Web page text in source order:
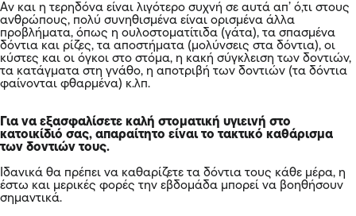
Αν και η τερηδόνα είναι λιγότερο συχνή σε αυτά απ’ ό,τι στους
ανθρώπους, πολύ συνηθισμένα είναι ορισμένα άλλα
προβλήματα, όπως η ουλοστοματίτιδα (γάτα), τα σπασμένα
δόντια και ρίζες, τα αποστήματα (μολύνσεις στα δόντια), οι
κύστες και οι όγκοι στο στόμα, η κακή σύγκλειση των δοντιών,
τα κατάγματα στη γνάθο, η αποτριβή των δοντιών (τα δόντια
φαίνονται φθαρμένα) κ.λπ.
Για να εξασφαλίσετε καλή στοματική υγιεινή στο
κατοικίδιό σας, απαραίτητο είναι το τακτικό καθάρισμα
των δοντιών τους.
Ιδανικά θα πρέπει να καθαρίζετε τα δόντια τους κάθε μέρα, η
έστω και μερικές φορές την εβδομάδα μπορεί να βοηθήσουν
σημαντικά.